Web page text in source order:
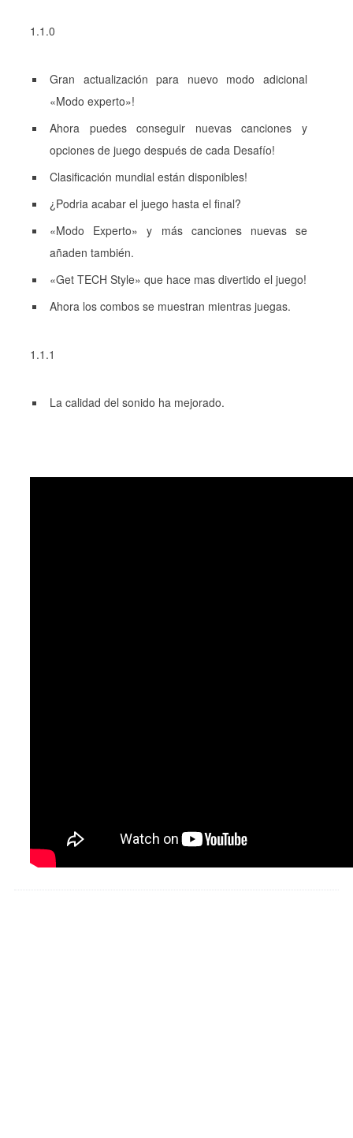
1.1.0
Gran actualización para nuevo modo adicional
«Modo experto»!
Ahora puedes conseguir nuevas canciones y
opciones de juego después de cada Desafío!
Clasificación mundial están disponibles!
¿Podria acabar el juego hasta el final?
«Modo Experto» y más canciones nuevas se
añaden también.
«Get TECH Style» que hace mas divertido el juego!
Ahora los combos se muestran mientras juegas.
1.1.1
La calidad del sonido ha mejorado.